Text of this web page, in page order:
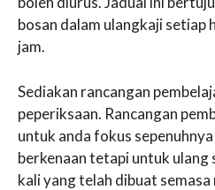
bosan dalam ulangkaji setiap
jam.
Sediakan rancangan
peperiksaan. Rancangan
untuk anda fokus
berkenaan tetapi untuk ulang
kali yang telah dibuat